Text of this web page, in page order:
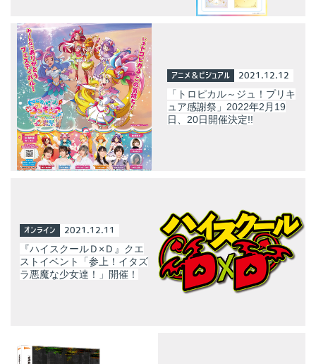
アニメ＆ビジュアル 2021.12.12
「トロピカル～ジュ！プリキ
ュア感謝祭」2022年2月19
日、20日開催決定!!
オンライン 2021.12.11
『ハイスクールＤ×Ｄ』クエ
ストイベント「参上！イタズ
ラ悪魔な少女達！」開催！